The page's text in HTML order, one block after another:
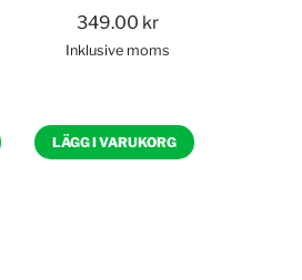
349.00 kr
Inklusive moms
LÄGG I VARUKORG